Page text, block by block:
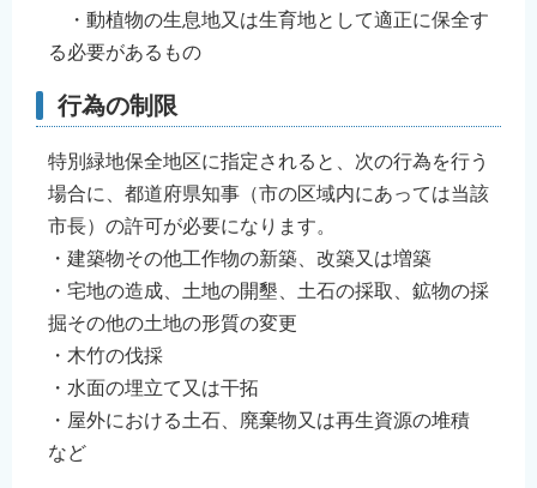
・動植物の生息地又は生育地として適正に保全す
る必要があるもの
行為の制限
特別緑地保全地区に指定されると、次の行為を行う
場合に、都道府県知事（市の区域内にあっては当該
市長）の許可が必要になります。
・建築物その他工作物の新築、改築又は増築
・宅地の造成、土地の開墾、土石の採取、鉱物の採
掘その他の土地の形質の変更
・木竹の伐採
・水面の埋立て又は干拓
・屋外における土石、廃棄物又は再生資源の堆積
など
繁體中文
नेपाली
Filipino